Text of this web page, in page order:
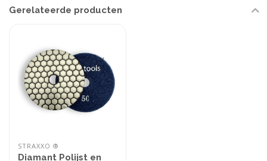
Gerelateerde producten
STRAXXO ®
Diamant Polijst en